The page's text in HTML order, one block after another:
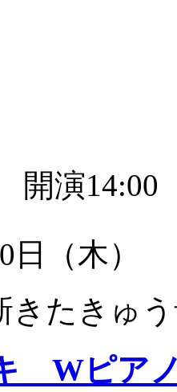
開演14:00
日（木）
たきゅ
Wピア